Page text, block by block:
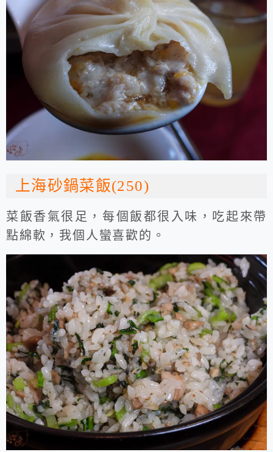
上海砂鍋菜飯(250)
菜飯香氣很足，每個飯都很入味，吃起來帶
點綿軟，我個人蠻喜歡的。